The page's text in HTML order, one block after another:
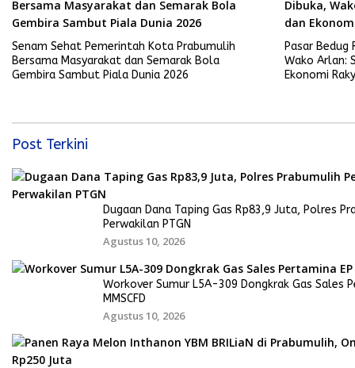
Senam Sehat Pemerintah Kota Prabumulih
Bersama Masyarakat dan Semarak Bola
Gembira Sambut Piala Dunia 2026
Pasar Bedug
Wako Arlan:
Ekonomi
Post Terkini
Dugaan Dana Taping Gas Rp83,9 Juta, Polres
Perwakilan PTGN
Agustus 10, 2026
Workover Sumur L5A-309 Dongkrak Gas Sales
MMSCFD
Agustus 10, 2026